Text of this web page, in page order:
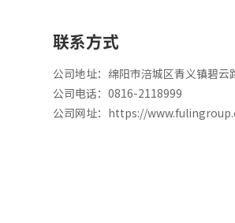
联系方式
公司地址：绵阳市涪城区青义镇碧云
公司电话：0816-2118999
公司网址： https://